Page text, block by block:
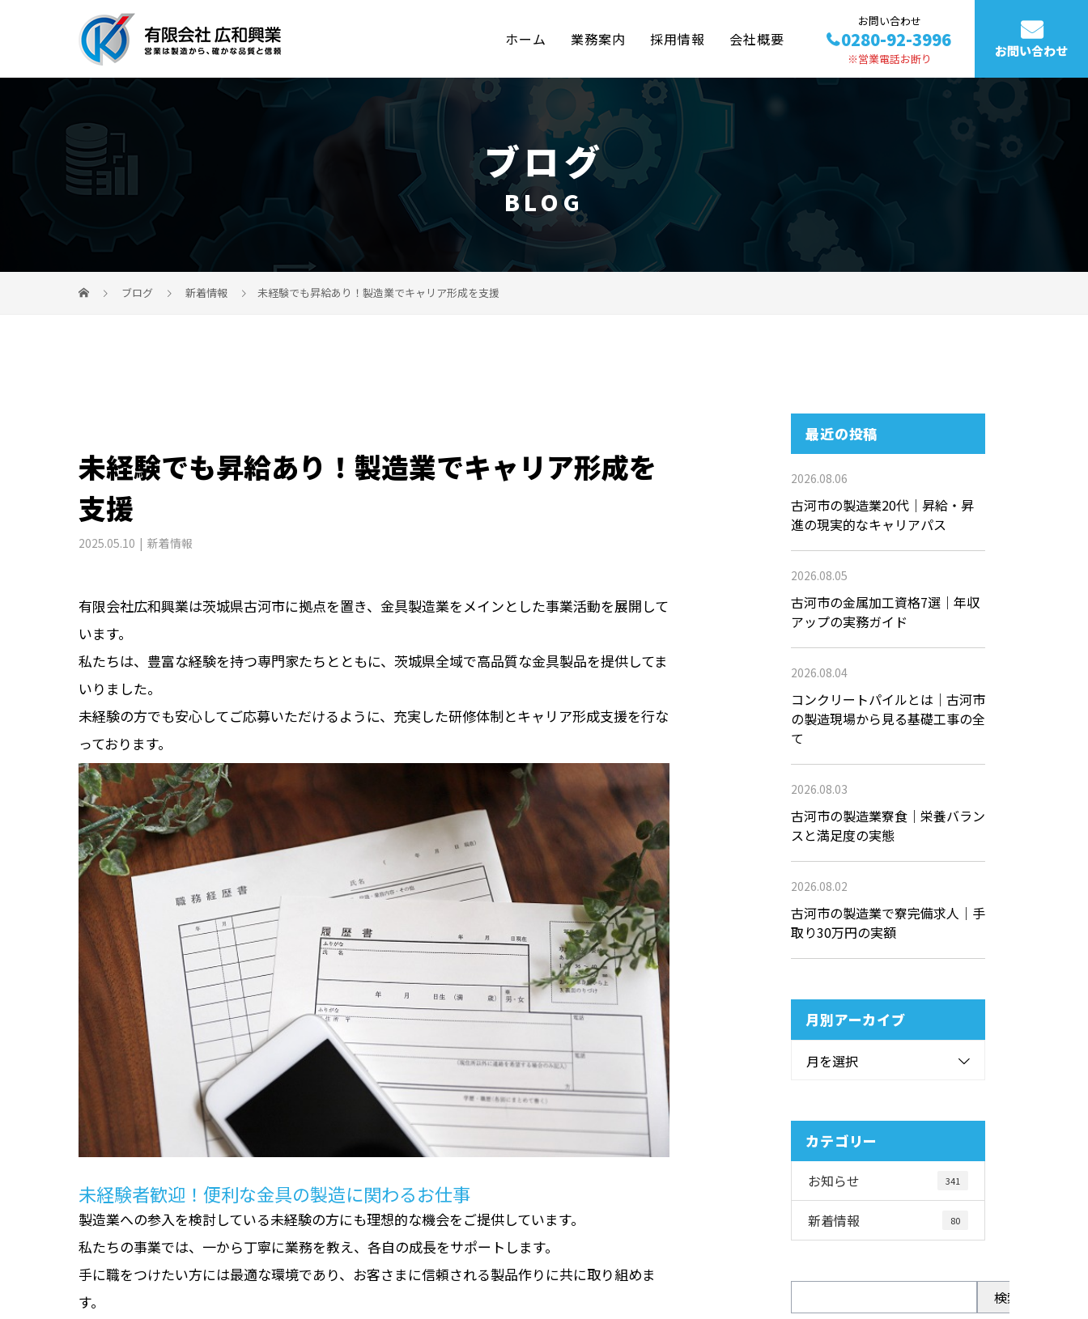
ホーム 業務案内 採用情報 会社概要
お問い合わせ
0280-92-3996
※営業電話お断り お問い合わせ
ブログ
BLOG
ブログ 新着情報 未経験でも昇給あり！製造業でキャリア形成を支援
未経験でも昇給あり！製造業でキャリア形成を
支援
2025.05.10 新着情報
有限会社広和興業は茨城県古河市に拠点を置き、金具製造業をメインとした事業活動を展開して
います。
私たちは、豊富な経験を持つ専門家たちとともに、茨城県全域で高品質な金具製品を提供してま
いりました。
未経験の方でも安心してご応募いただけるように、充実した研修体制とキャリア形成支援を行な
っております。
未経験者歓迎！便利な金具の製造に関わるお仕事
製造業への参入を検討している未経験の方にも理想的な機会をご提供しています。
私たちの事業では、一から丁寧に業務を教え、各自の成長をサポートします。
手に職をつけたい方には最適な環境であり、お客さまに信頼される製品作りに共に取り組めま
す。
最近の投稿
2026.08.06
古河市の製造業20代｜昇給・昇
進の現実的なキャリアパス
2026.08.05
古河市の金属加工資格7選｜年収
アップの実務ガイド
2026.08.04
コンクリートパイルとは｜古河市
の製造現場から見る基礎工事の全
て
2026.08.03
古河市の製造業寮食｜栄養バラン
スと満足度の実態
2026.08.02
古河市の製造業で寮完備求人｜手
取り30万円の実額
月別アーカイブ
月を選択
カテゴリー
お知らせ 341
新着情報 80